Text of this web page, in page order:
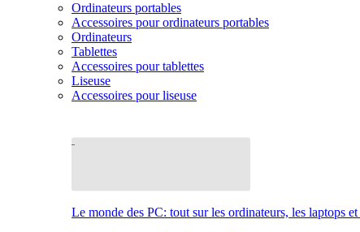
Ordinateurs portables
Accessoires pour ordinateurs portables
Ordinateurs
Tablettes
Accessoires pour tablettes
Liseuse
Accessoires pour liseuse
Le monde des PC: tout sur les ordinateurs, les laptops et